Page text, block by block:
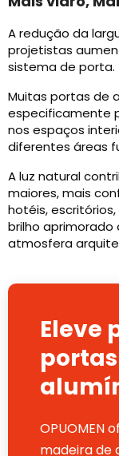
A redução da
projetistas
sistema de porta.
Muitas portas de
especificamente
nos espaços
diferentes áreas
A luz natural
maiores, mais
hotéis,
brilho
atmosfera
Eleve
OPUOMEN
madeira de